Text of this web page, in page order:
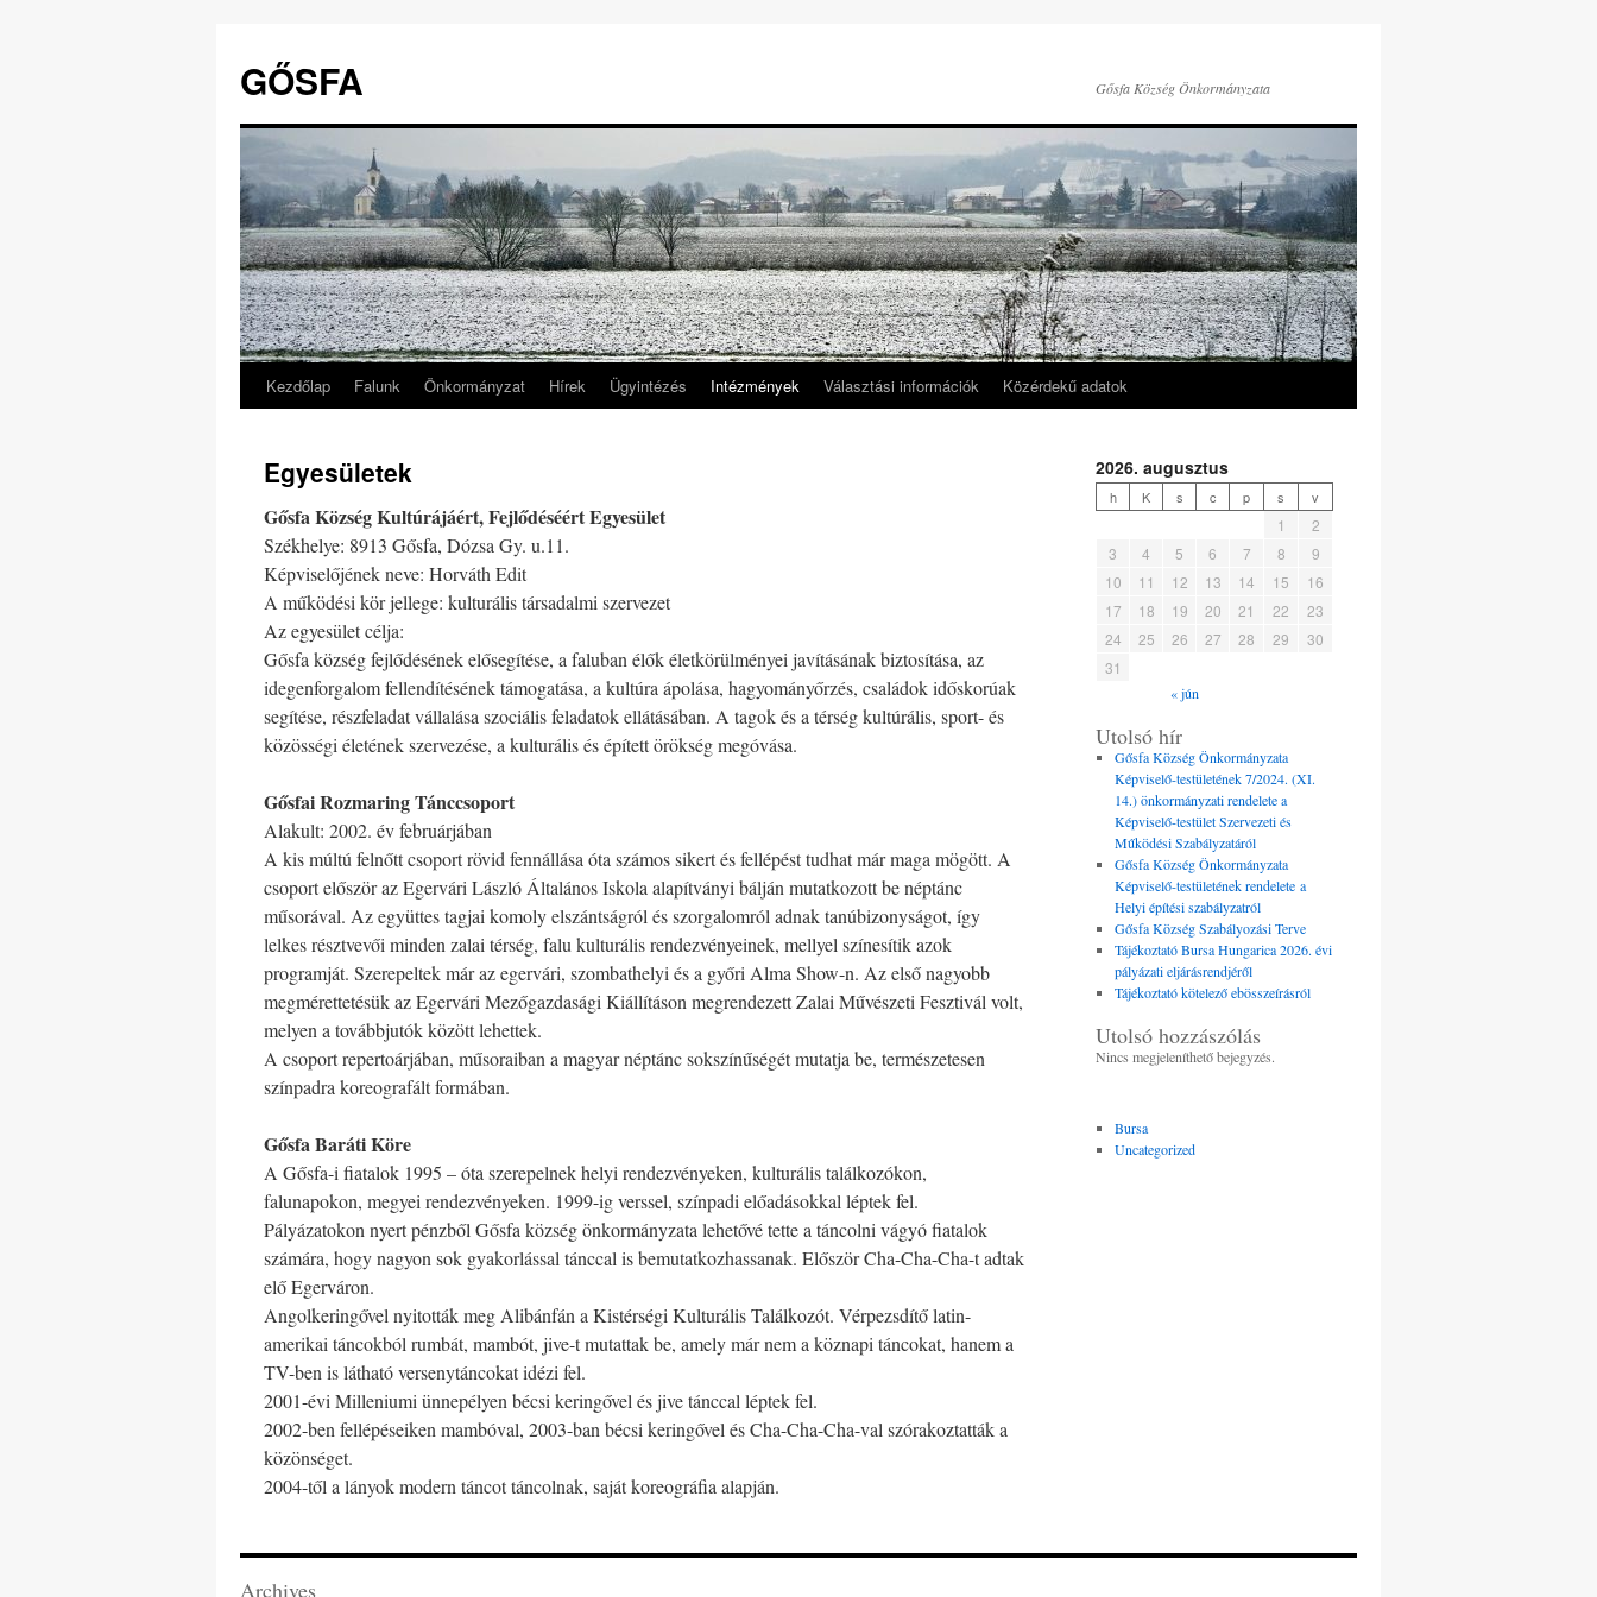
GŐSFA Gősfa Község Önkormányzata
Kilépés
tartalomba
Kezdőlap Falunk Önkormányzat Hírek Ügyintézés Intézmények Választási információk Közérdekű adatok
Egyesületek
Gősfa Község Kultúrájáért, Fejlődéséért Egyesület
Székhelye: 8913 Gősfa, Dózsa Gy. u.11.
Képviselőjének neve: Horváth Edit
A működési kör jellege: kulturális társadalmi szervezet
Az egyesület célja:
Gősfa község fejlődésének elősegítése, a faluban élők életkörülményei javításának biztosítása, az
idegenforgalom fellendítésének támogatása, a kultúra ápolása, hagyományőrzés, családok időskorúak
segítése, részfeladat vállalása szociális feladatok ellátásában. A tagok és a térség kultúrális, sport- és
közösségi életének szervezése, a kulturális és épített örökség megóvása.
Gősfai Rozmaring Tánccsoport
Alakult: 2002. év februárjában
A kis múltú felnőtt csoport rövid fennállása óta számos sikert és fellépést tudhat már maga mögött. A
csoport először az Egervári László Általános Iskola alapítványi bálján mutatkozott be néptánc
műsorával. Az együttes tagjai komoly elszántságról és szorgalomról adnak tanúbizonyságot, így
lelkes résztvevői minden zalai térség, falu kulturális rendezvényeinek, mellyel színesítik azok
programját. Szerepeltek már az egervári, szombathelyi és a győri Alma Show-n. Az első nagyobb
megmérettetésük az Egervári Mezőgazdasági Kiállításon megrendezett Zalai Művészeti Fesztivál volt,
melyen a továbbjutók között lehettek.
A csoport repertoárjában, műsoraiban a magyar néptánc sokszínűségét mutatja be, természetesen
színpadra koreografált formában.
Gősfa Baráti Köre
A Gősfa-i fiatalok 1995 – óta szerepelnek helyi rendezvényeken, kulturális találkozókon,
falunapokon, megyei rendezvényeken. 1999-ig verssel, színpadi előadásokkal léptek fel.
Pályázatokon nyert pénzből Gősfa község önkormányzata lehetővé tette a táncolni vágyó fiatalok
számára, hogy nagyon sok gyakorlással tánccal is bemutatkozhassanak. Először Cha-Cha-Cha-t adtak
elő Egerváron.
Angolkeringővel nyitották meg Alibánfán a Kistérségi Kulturális Találkozót. Vérpezsdítő latin-
amerikai táncokból rumbát, mambót, jive-t mutattak be, amely már nem a köznapi táncokat, hanem a
TV-ben is látható versenytáncokat idézi fel.
2001-évi Milleniumi ünnepélyen bécsi keringővel és jive tánccal léptek fel.
2002-ben fellépéseiken mambóval, 2003-ban bécsi keringővel és Cha-Cha-Cha-val szórakoztatták a
közönséget.
2004-től a lányok modern táncot táncolnak, saját koreográfia alapján.
2026. augusztus
h K s c p s v
1
2
3
4 5 6 7 8
9
10
11 12 13 14 15
16
17
18 19 20 21 22
23
24
25 26 27 28 29
30
31
« jún
Utolsó hír
Gősfa Község Önkormányzata
Képviselő-testületének 7/2024. (XI.
14.) önkormányzati rendelete a
Képviselő-testület Szervezeti és
Működési Szabályzatáról
Gősfa Község Önkormányzata
Képviselő-testületének rendelete a
Helyi építési szabályzatról
Gősfa Község Szabályozási Terve
Tájékoztató Bursa Hungarica 2026. évi
pályázati eljárásrendjéről
Tájékoztató kötelező ebösszeírásról
Utolsó hozzászólás
Nincs megjeleníthető bejegyzés.
Bursa
Uncategorized
Archives